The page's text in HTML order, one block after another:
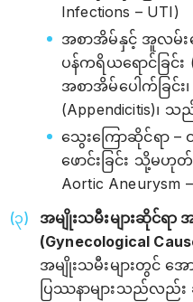
Infections – UTI)
အစာအိမ်နှင့် အူလမ်း
ပန်ကရိယ‌ရောင်ခြင်း
အစာအိမ်ပေါက်ခြင်
(Appendicitis)၊ သ
သွေးကြောဆိုင်ရာ –
ဖောင်းခြင်း သို့မဟုတ်
Aortic Aneurysm
အမျိုးသမီးများဆိုင်ရာ အ
(Gynecological
အမျိုးသမီးများတွင်
ပြဿနာများသည်လည်း